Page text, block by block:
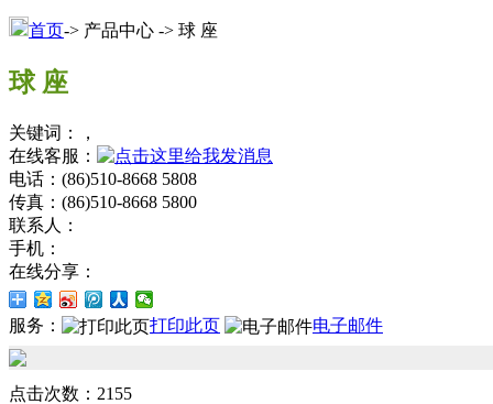
首页-> 产品中心 -> 球 座
球 座
关键词：，
在线客服：
电话：(86)510-8668 5808
传真：(86)510-8668 5800
联系人：
手机：
在线分享：
服务： 打印此页 电子邮件
点击次数：2155